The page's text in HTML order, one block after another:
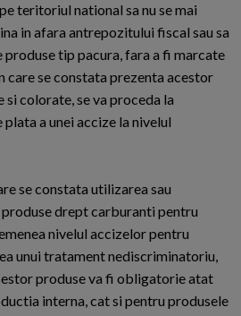
teritoriul national sa nu se mai
in afara antrepozitului fiscal sau sa
produse tip pacura, fara a fi marcate
care se constata prezenta acestor
colorate, se va proceda la
a unei accize la nivelul
se constata utilizarea sau
drept carburanti pentru
nivelul accizelor pentru
unui tratament nediscriminatoriu,
produse va fi obligatorie atat
interna, cat si pentru produsele